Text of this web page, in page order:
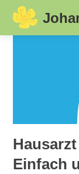
Skip
Einfach